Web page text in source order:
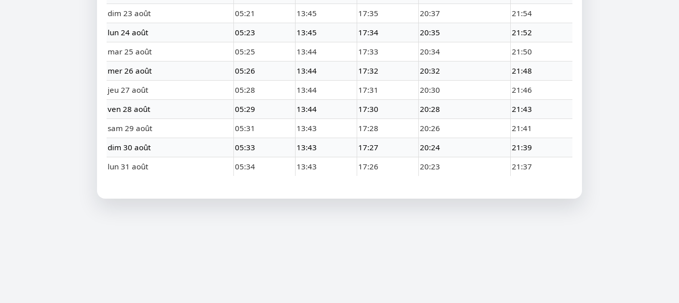
dim 23 août
05:21 13:45 17:35 20:37
21:54
lun 24 août
05:23 13:45 17:34 20:35
21:52
mar 25 août
05:25 13:44 17:33 20:34
21:50
mer 26 août
05:26 13:44 17:32 20:32
21:48
jeu 27 août
05:28 13:44 17:31 20:30
21:46
ven 28 août
05:29 13:44 17:30 20:28
21:43
sam 29 août
05:31 13:43 17:28 20:26
21:41
dim 30 août
05:33 13:43 17:27 20:24
21:39
lun 31 août
05:34 13:43 17:26 20:23 21:37